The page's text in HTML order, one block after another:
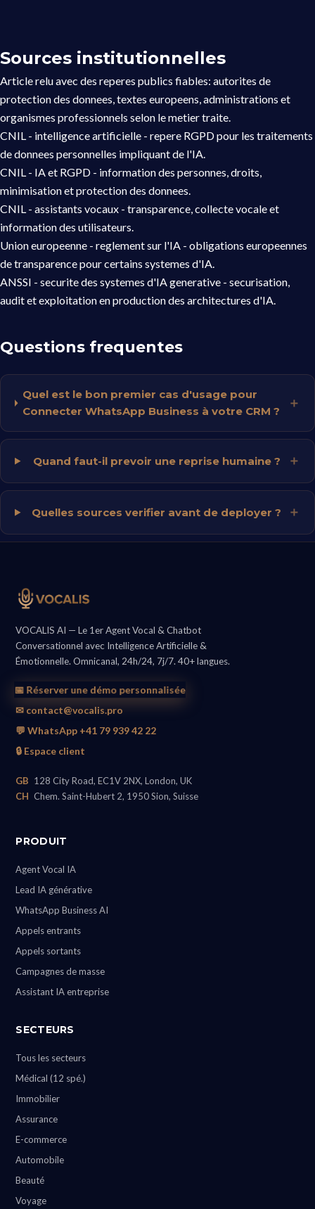
Sources institutionnelles
Article relu avec des reperes publics fiables: autorites de
protection des donnees, textes europeens, administrations et
organismes professionnels selon le metier traite.
CNIL - intelligence artificielle - repere RGPD pour les traitements
de donnees personnelles impliquant de l'IA.
CNIL - IA et RGPD - information des personnes, droits,
minimisation et protection des donnees.
CNIL - assistants vocaux - transparence, collecte vocale et
information des utilisateurs.
Union europeenne - reglement sur l'IA - obligations europeennes
de transparence pour certains systemes d'IA.
ANSSI - securite des systemes d'IA generative - securisation,
audit et exploitation en production des architectures d'IA.
Questions frequentes
Quel est le bon premier cas d'usage pour
Connecter WhatsApp Business à votre CRM ?
Quand faut-il prevoir une reprise humaine ?
Quelles sources verifier avant de deployer ?
VOCALIS AI — Le 1er Agent Vocal & Chatbot
Conversationnel avec Intelligence Artificielle &
Émotionnelle. Omnicanal, 24h/24, 7j/7. 40+ langues.
📅 Réserver une démo personnalisée
✉ contact@vocalis.pro
💬 WhatsApp +41 79 939 42 22
🔒 Espace client
GB 128 City Road, EC1V 2NX, London, UK
CH Chem. Saint-Hubert 2, 1950 Sion, Suisse
PRODUIT
Agent Vocal IA
Lead IA générative
WhatsApp Business AI
Appels entrants
Appels sortants
Campagnes de masse
Assistant IA entreprise
SECTEURS
Tous les secteurs
Médical (12 spé.)
Immobilier
Assurance
E-commerce
Automobile
Beauté
Voyage